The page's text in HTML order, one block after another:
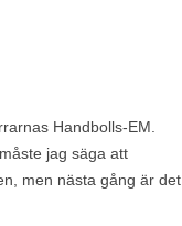
Handbolls-EM.
jag säga att
men nästa gång är det